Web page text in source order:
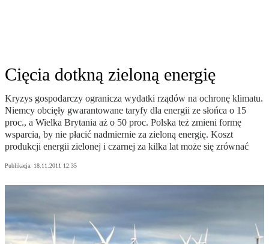
Cięcia dotkną zieloną energię
Kryzys gospodarczy ogranicza wydatki rządów na ochronę klimatu.
Niemcy obcięły gwarantowane taryfy dla energii ze słońca o 15
proc., a Wielka Brytania aż o 50 proc. Polska też zmieni formę
wsparcia, by nie płacić nadmiernie za zieloną energię. Koszt
produkcji energii zielonej i czarnej za kilka lat może się zrównać
Publikacja: 18.11.2011 12:35